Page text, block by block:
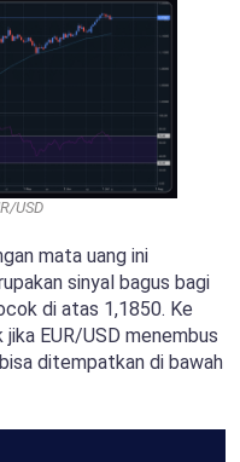
USD
mata uang ini
sinyal bagus bagi
di atas 1,1850. Ke
EUR/USD menembus
ditempatkan di bawah